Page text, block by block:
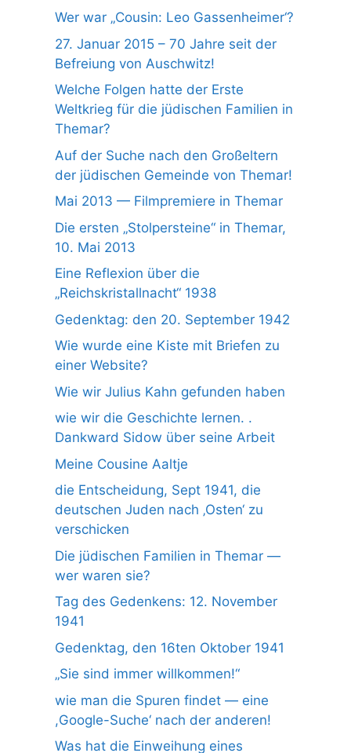
Wer war „Cousin: Leo Gassenheimer‘?
27. Januar 2015 – 70 Jahre seit der
Befreiung von Auschwitz!
Welche Folgen hatte der Erste
Weltkrieg für die jüdischen Familien in
Themar?
Auf der Suche nach den Großeltern
der jüdischen Gemeinde von Themar!
Mai 2013 — Filmpremiere in Themar
Die ersten „Stolpersteine“ in Themar,
10. Mai 2013
Eine Reflexion über die
„Reichskristallnacht“ 1938
Gedenktag: den 20. September 1942
Wie wurde eine Kiste mit Briefen zu
einer Website?
Wie wir Julius Kahn gefunden haben
wie wir die Geschichte lernen. .
Dankward Sidow über seine Arbeit
Meine Cousine Aaltje
die Entscheidung, Sept 1941, die
deutschen Juden nach ‚Osten‘ zu
verschicken
Die jüdischen Familien in Themar —
wer waren sie?
Tag des Gedenkens: 12. November
1941
Gedenktag, den 16ten Oktober 1941
„Sie sind immer willkommen!“
wie man die Spuren findet — eine
,Google-Suche‘ nach der anderen!
Was hat die Einweihung eines